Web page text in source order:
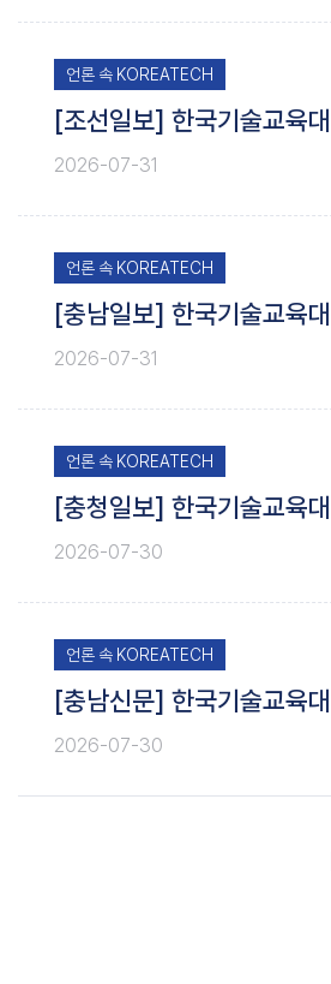
언론 속 KOREATECH
[조선일보] 한국기술교육
2026-07-31
언론 속 KOREATECH
[충남일보] 한국기술교육
2026-07-31
언론 속 KOREATECH
[충청일보] 한국기술교육
2026-07-30
언론 속 KOREATECH
[충남신문] 한국기술교육
2026-07-30